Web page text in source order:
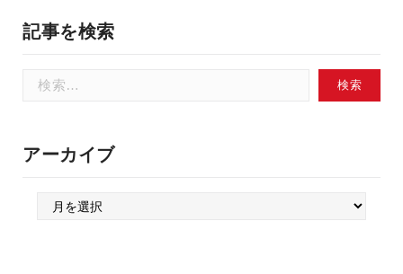
記事を検索
アーカイブ